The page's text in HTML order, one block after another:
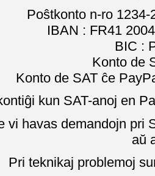
Poŝtkonto n-ro
IBAN : FR41
BIC :
Konto de
Konto de SAT ĉe
kun SAT-anoj en
vi havas demandojn pri
aŭ
Pri teknikaj problemoj